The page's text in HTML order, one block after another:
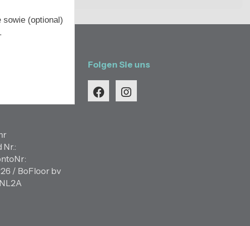
Folgen Sie uns
Nr.:
/ BoFloor bv
sowie (optional)